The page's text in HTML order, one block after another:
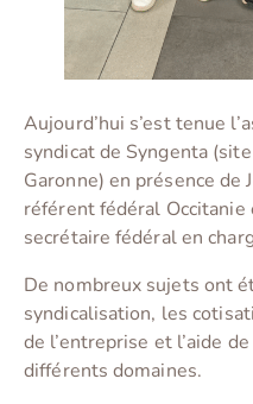
Aujourd’hui s’est tenue
syndicat de Syngenta
Garonne) en présence de
référent fédéral
secrétaire fédéral en
De nombreux sujets ont
syndicalisation, les
de l’entreprise et l’aide
différents domaines.